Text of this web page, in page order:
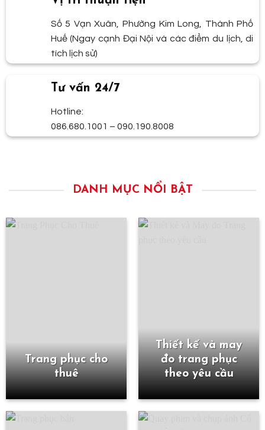
Số 5 Vạn Xuân, Phường Kim Long, Thành Phố
Huế (Ngay cạnh Đại Nội và các điểm du lịch, di
tích lịch sử)
Tư vấn 24/7
Hotline:
086.680.1001 – 090.190.8008
DANH MỤC NỔI BẬT
Trang phục cho
thuê
Thiết kế và may
đo trang phục
theo yêu cầu